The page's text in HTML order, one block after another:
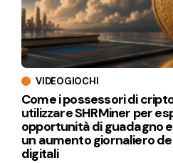
VIDEOGIOCHI
Come i possessori di
utilizzare SHRMiner per
opportunità di guadagno
un aumento giornaliero
digitali